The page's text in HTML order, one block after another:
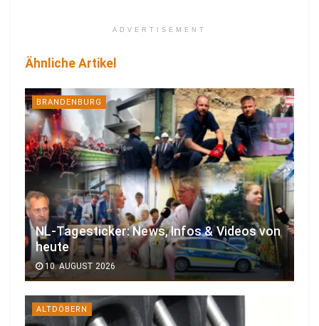
ADVERTISEMENT
Ähnliche Artikel
BRANDENBURG
NL-Tagesticker: News, Infos & Videos von
heute
10. AUGUST 2026
ALTDÖBERN